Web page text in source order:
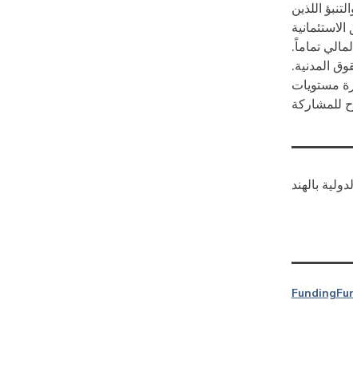
اللذين
تماماً.
المدنية.
مستويات
Funding